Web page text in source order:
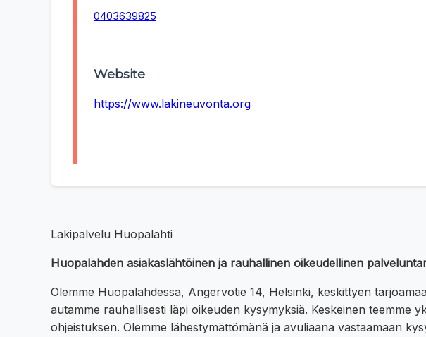
0403639825
Website
https://www.lakineuvonta.org
Lakipalvelu Huopalahti
Huopalahden asiakaslähtöinen ja rauhallinen oikeudellinen
Olemme Huopalahdessa, Angervotie 14, Helsinki, keskittyen
autamme rauhallisesti läpi oikeuden kysymyksiä. Keskeinen teemme
ohjeistuksen. Olemme lähestymättömänä ja avuliaana vastaamaan